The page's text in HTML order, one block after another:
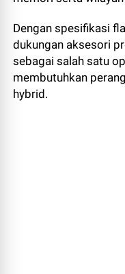
Dengan spesifikasi
dukungan aksesori
sebagai salah satu
membutuhkan
hybrid.